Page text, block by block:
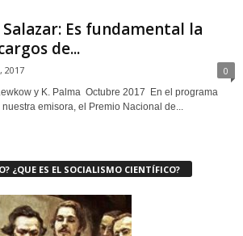
Es fundamental la
de...
2017 0
y K. Palma Octubre 2017 En el programa
nuestra emisora, el Premio Nacional de...
¿QUE ES EL SOCIALISMO CIENTÍFICO?